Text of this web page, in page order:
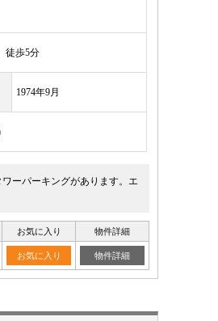
徒歩5分
1974年9月
ーパーキングがあります。エ
お気に入り 物件詳細
お気に入り 物件詳細